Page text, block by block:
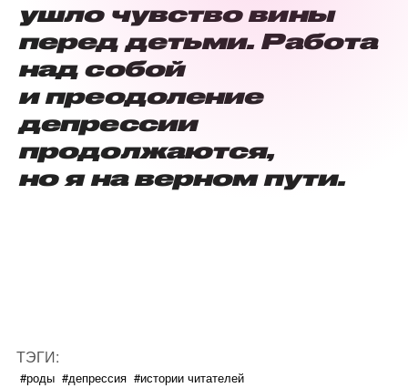
ушло чувство вины
перед детьми. Работа
над собой
и преодоление
депрессии
продолжаются,
но я на верном пути.
ТЭГИ:
#роды #депрессия #истории читателей